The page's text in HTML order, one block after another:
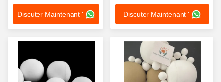
densité de masse ≥ 3,6
G/cm3 et une
conception
personnalisable pour un
Discuter Maintenant '
personnalisable avec
dureté Mohs 9 et
excellente résistance à la
corrosion
Discuter Maintenant '